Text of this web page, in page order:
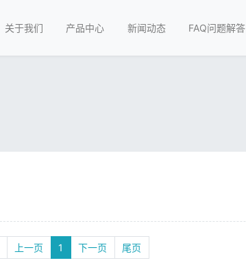
关于我们 产品中心 新闻动态 FAQ问题解答
上一页 1 下一页 尾页